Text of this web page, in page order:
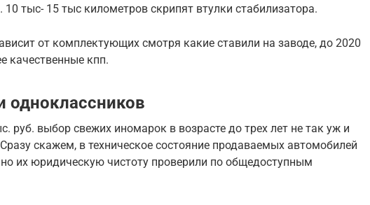
тыс- 15 тыс километров скрипят втулки стабилизатора.
от комплектующих смотря какие ставили на заводе, до 2020
качественные кпп.
руб. выбор свежих иномарок в возрасте до трех лет не так уж и
скажем, в техническое состояние продаваемых автомобилей
их юридическую чистоту проверили по общедоступным